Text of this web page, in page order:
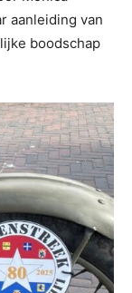
aanleiding van
boodschap